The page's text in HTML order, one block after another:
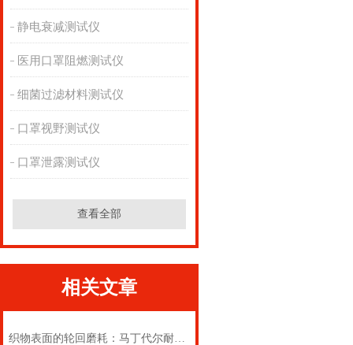
静电衰减测试仪
医用口罩阻燃测试仪
细菌过滤材料测试仪
口罩视野测试仪
口罩泄露测试仪
查看全部
相关文章
织物表面的轮回磨耗：马丁代尔耐磨仪在多点轨迹与压力恒定下的耐用叙事